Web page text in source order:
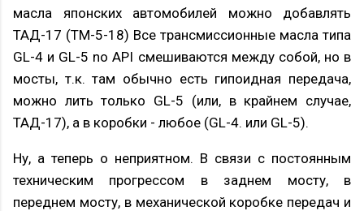
масла японских автомобилей можно добавлять
ТАД-17 (ТМ-5-18) Все трансмиссионные масла типа
GL-4 и GL-5 no API смешиваются между собой, но в
мосты, т.к. там обычно есть гипоидная передача,
можно лить только GL-5 (или, в крайнем случае,
ТАД-17), а в коробки - любое (GL-4. или GL-5).
Ну, а теперь о неприятном. В связи с постоянным
техническим прогрессом в заднем мосту, в
переднем мосту, в механической коробке передач и